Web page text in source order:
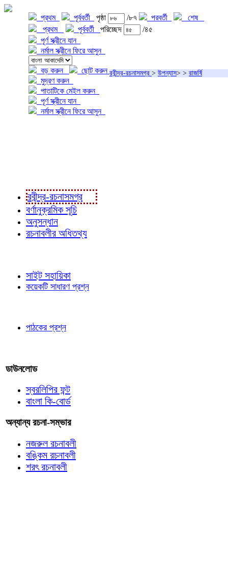
প্রথম পূর্ববর্তী পৃষ্ঠা /৮৭ পরবর্তী
শেষ
প্রথম
পূর্ববর্তী পরিচ্ছেদ
/৪৫
পূর্ণ স্ক্রীনে যান
নর্মাল স্ক্রীনে ফিরে আসুন
বড় করুন
ছোট করুন
মুদ্রণ করুন
পাতাটিকে মেইল করুন
পূর্ণ স্ক্রীনে যান
নর্মাল স্ক্রীনে ফিরে আসুন
রবীন্দ্র-রচনাসমগ্র > উপন্যাস> > রাজর্ষি
রবীন্দ্র-রচনাসমগ্র
বর্ণানুক্রমিক সূচি
অনুসন্ধান
রচনাবলীর অধিতথ্য
সাইট সহায়িকা
কয়েকটি সাধারণ প্রশ্ন
পাঠকের প্রশ্ন
ডাউনলোড
স্বরলিপির ফন্ট
বাংলা কি-বোর্ড
অন্যান্য রচনা-সম্ভার
নজরুল রচনাবলী
বঙ্কিম রচনাবলী
শরৎ রচনাবলী